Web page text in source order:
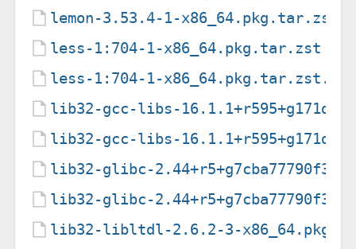
lemon-3.53.4-1-
less-1:704-1-x86_64.pkg.tar.zst
less-1:704-1-x86_64.pkg.tar.zst.sig
lib32-gcc-libs-
lib32-gcc-libs-
lib32-glibc-2.44+r5+g7cba77790f32-
lib32-glibc-2.44+r5+g7cba77790f32-
lib32-libltdl-2.6.2-3-